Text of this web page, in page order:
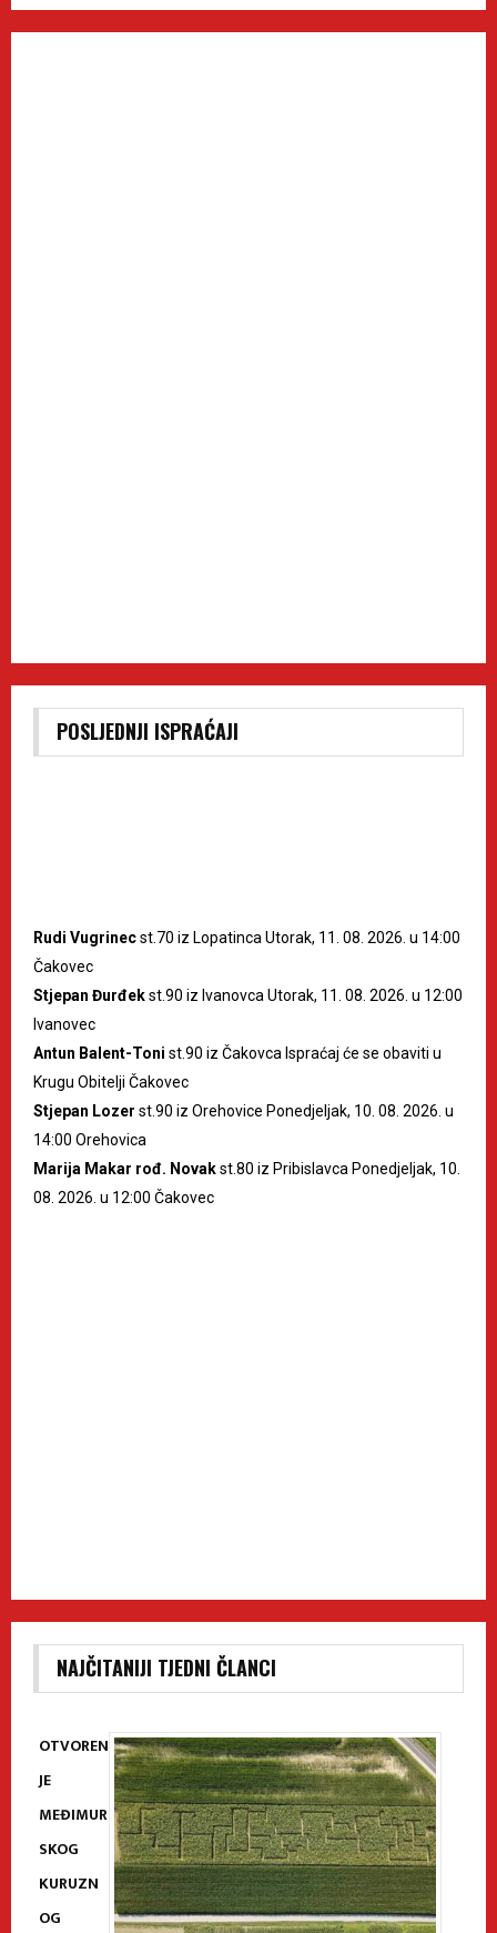
POSLJEDNJI ISPRAĆAJI
Rudi Vugrinecst.70 iz Lopatinca Utorak, 11. 08. 2026. u 14:00
Čakovec
Stjepan Đurđekst.90 iz Ivanovca Utorak, 11. 08. 2026. u 12:00
Ivanovec
Antun Balent-Toni st.90 iz Čakovca Ispraćaj će se obaviti u
Krugu Obitelji Čakovec
Stjepan Lozer st.90 iz Orehovice Ponedjeljak, 10. 08. 2026. u
14:00 Orehovica
Marija Makar rođ. Novakst.80 iz Pribislavca Ponedjeljak, 10.
08. 2026. u 12:00 Čakovec
NAJČITANIJI TJEDNI ČLANCI
OTVOREN
JE
MEĐIMUR
SKOG
KURUZN
OG